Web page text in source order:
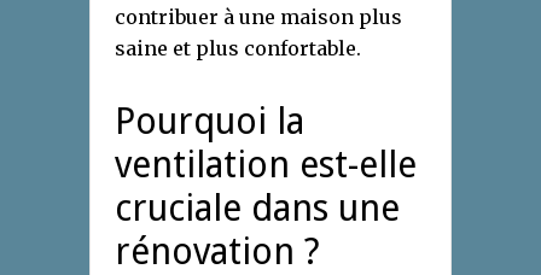
contribuer à une maison plus
saine et plus confortable.
Pourquoi la
ventilation est-elle
cruciale dans une
rénovation ?